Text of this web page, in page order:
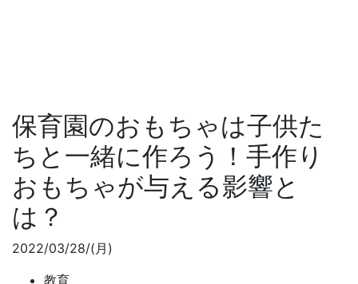
保育園のおもちゃは子供た
ちと一緒に作ろう！手作り
おもちゃが与える影響と
は？
2022/03/28/(月)
教育